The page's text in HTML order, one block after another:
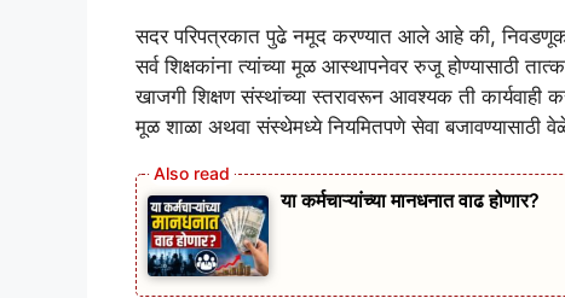
सदर परिपत्रकात पुढे नमूद करण्यात आले आहे की, निवडणूक
सर्व शिक्षकांना त्यांच्या मूळ आस्थापनेवर रुजू होण्यासाठी
खाजगी शिक्षण संस्थांच्या स्तरावरून आवश्यक ती कार्यवाही
मूळ शाळा अथवा संस्थेमध्ये नियमितपणे सेवा
या कर्मचाऱ्यांच्या मानधनात वाढ होणार?